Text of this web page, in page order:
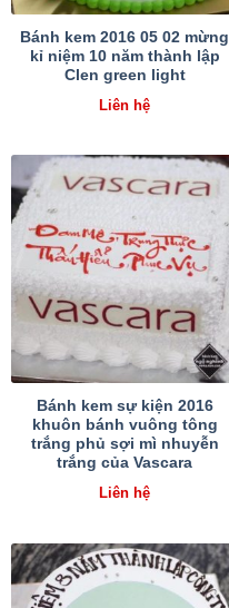
Bánh kem 2016 05 02 mừng
kỉ niệm 10 năm thành lập
Clen green light
Liên hệ
Bánh kem sự kiện 2016
khuôn bánh vuông tông
trắng phủ sợi mì nhuyễn
trắng của Vascara
Liên hệ